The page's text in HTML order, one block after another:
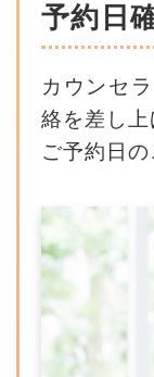
予約日
カウンセ
絡を差し上
ご予約日の